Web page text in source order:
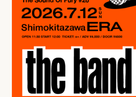
Merch
Ticket
Contact